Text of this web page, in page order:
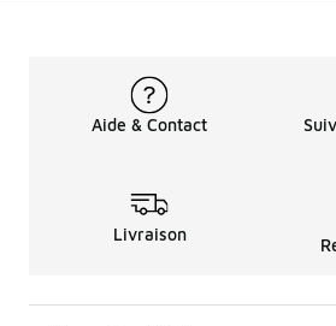
Aide & Contact
Livraison